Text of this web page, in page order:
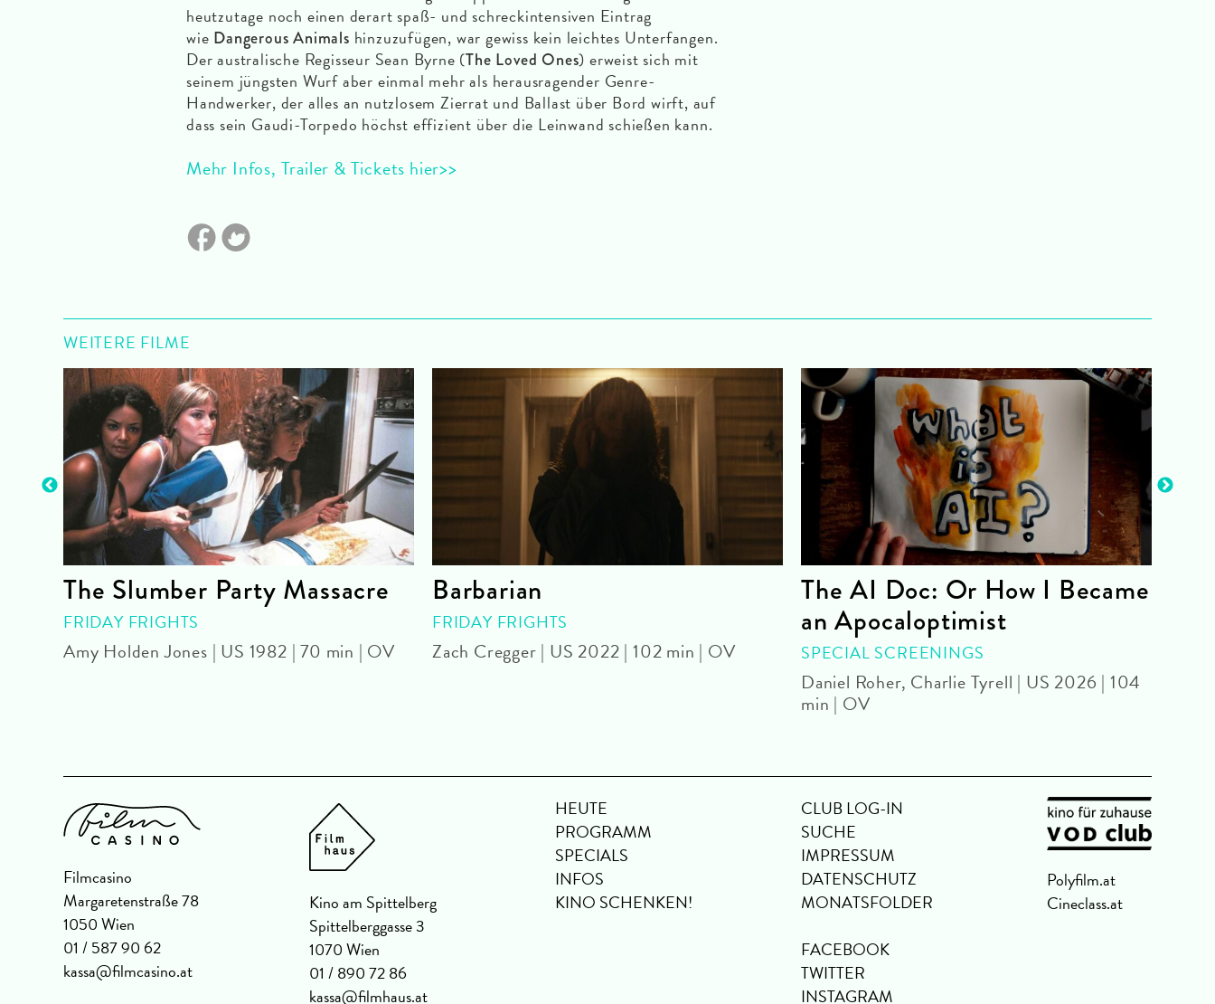
heutzutage noch einen derart spaß- und schreckintensiven Eintrag
wie Dangerous Animals hinzuzufügen, war gewiss kein leichtes Unterfangen.
Der australische Regisseur Sean Byrne (The Loved Ones) erweist sich mit
seinem jüngsten Wurf aber einmal mehr als herausragender Genre-
Handwerker, der alles an nutzlosem Zierrat und Ballast über Bord wirft, auf
dass sein Gaudi-Torpedo höchst effizient über die Leinwand schießen kann.
Mehr Infos, Trailer & Tickets hier>>
WEITERE FILME
The Slumber Party Massacre
FRIDAY FRIGHTS
Amy Holden Jones | US 1982 | 70 min | OV
Barbarian
FRIDAY FRIGHTS
Zach Cregger | US 2022 | 102 min | OV
The AI Doc: Or How I Became
an Apocaloptimist
SPECIAL SCREENINGS
Daniel Roher, Charlie Tyrell | US 2026 | 104
min | OV
Filmcasino
Margaretenstraße 78
1050 Wien
01 / 587 90 62
kassa@filmcasino.at
Kino am Spittelberg
Spittelberggasse 3
1070 Wien
01 / 890 72 86
kassa@filmhaus.at
HEUTE
PROGRAMM
SPECIALS
INFOS
KINO SCHENKEN!
CLUB LOG-IN
SUCHE
IMPRESSUM
DATENSCHUTZ
MONATSFOLDER
FACEBOOK
TWITTER
INSTAGRAM
Polyfilm.at
Cineclass.at